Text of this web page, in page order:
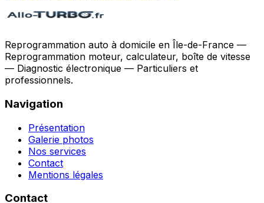
Reprogrammation auto à domicile en Île-de-France —
Reprogrammation moteur, calculateur, boîte de vitesse
— Diagnostic électronique — Particuliers et
professionnels.
Navigation
Présentation
Galerie photos
Nos services
Contact
Mentions légales
Contact